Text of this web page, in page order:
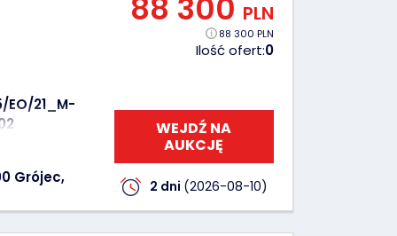
EO/21_M-
Grójec,
88 300 PLN
88 300 PLN
Ilość ofert:0
WEJDŹ NA
AUKCJĘ
2 dni (2026-08-10)